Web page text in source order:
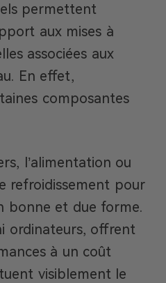
permettent
aux mises à
associées aux
En effet,
composantes
l’alimentation ou
refroidissement pour
bonne et due forme.
ordinateurs, offrent
à un coût
visiblement le